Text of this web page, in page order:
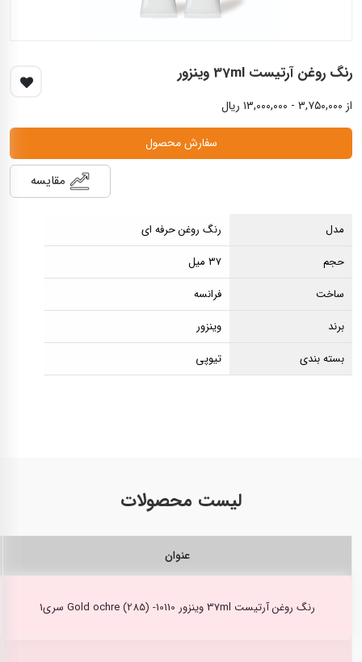
رنگ روغن آرتيست 37ml وينزور
از ۳,۷۵۰,۰۰۰ - ۱۳,۰۰۰,۰۰۰ ریال
سفارش محصول
مقایسه
مدل
رنگ روغن حرفه ای
حجم
۳۷ میل
ساخت
فرانسه
برند
وینزور
بسته بندی
تیوپی
لیست محصولات
عنوان
رنگ روغن آرتیست 37ml وینزور Gold ochre (285) -10110 سری1